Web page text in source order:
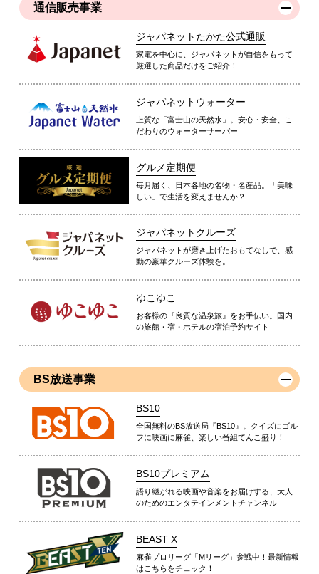
通信販売事業
ジャパネットたかた公式通販
家電を中心に、ジャパネットが自信をもって
厳選した商品だけをご紹介！
ジャパネットウォーター
上質な「富士山の天然水」。安心・安全、こ
だわりのウォーターサーバー
グルメ定期便
毎月届く、日本各地の名物・名産品。「美味
しい」で生活を変えませんか？
ジャパネットクルーズ
ジャパネットが磨き上げたおもてなしで、感
動の豪華クルーズ体験を。
ゆこゆこ
お客様の『良質な温泉旅』をお手伝い。国内
の旅館・宿・ホテルの宿泊予約サイト
BS放送事業
BS10
全国無料のBS放送局『BS10』。クイズにゴル
フに映画に麻雀、楽しい番組てんこ盛り！
BS10プレミアム
語り継がれる映画や音楽をお届けする、大人
のためのエンタテインメントチャンネル
BEAST X
麻雀プロリーグ「Mリーグ」参戦中！最新情報
はこちらをチェック！